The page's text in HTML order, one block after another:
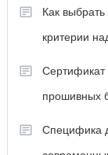
Как
критерии
Сертификат
прошивных
Специфика